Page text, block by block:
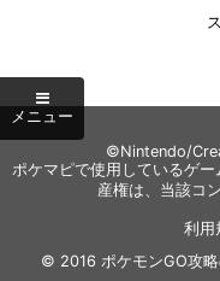
©Nintendo/
ポケマピで使用しているゲ
産権は、当該コ
利用
© 2016 ポケモンGO攻